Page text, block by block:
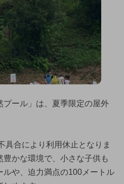
ール」は、夏季限定の屋外
具合により利用休止となりま
かな環境で、小さな子供も
や、迫力満点の100メートル